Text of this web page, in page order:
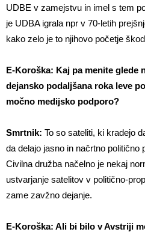
UDBE v zamejstvu in imel s tem
je UDBA igrala npr v 70-letih
kako zelo je to njihovo početje
E-Koroška: Kaj pa menite glede
dejansko podaljšana roka leve
močno medijsko podporo?
Smrtnik: To so sateliti, ki kradejo
da delajo jasno in načrtno politično
Civilna družba načelno je nekaj
ustvarjanje satelitov v politično-
zame zavžno dejanje.
E-Koroška: Ali bi bilo v Avstriji